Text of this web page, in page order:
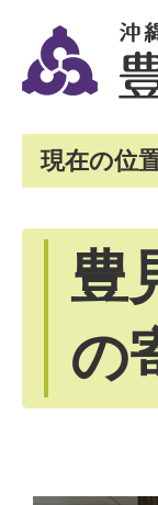
現在の位
豊
の